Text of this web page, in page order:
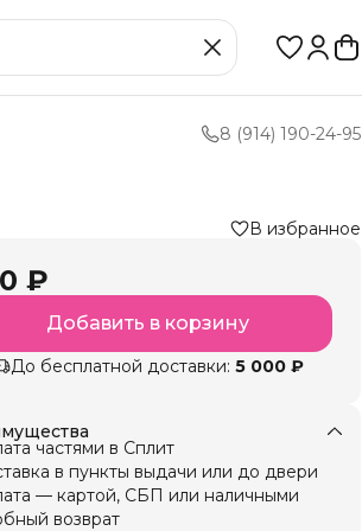
8 (914) 190-24-95
В избранное
₽
Добавить в корзину
До бесплатной доставки: 5 000 ₽
частями в Сплит
в пункты выдачи или до двери
— картой, СБП или наличными
возврат